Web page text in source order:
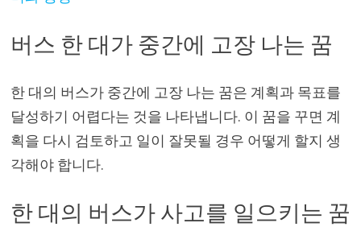
버스 한 대가 중간에 고장 나는 꿈
한 대의 버스가 중간에 고장 나는 꿈은 계획과 목표를
달성하기 어렵다는 것을 나타냅니다. 이 꿈을 꾸면 계
획을 다시 검토하고 일이 잘못될 경우 어떻게 할지 생
각해야 합니다.
한 대의 버스가 사고를 일으키는 꿈